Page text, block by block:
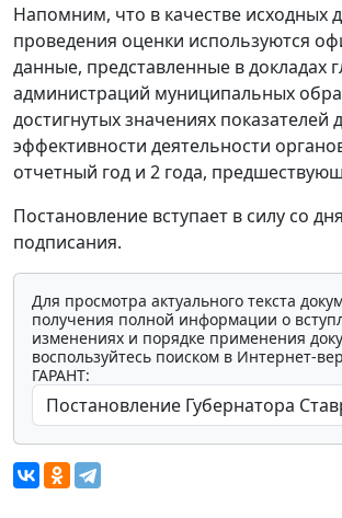
Напомним, что в качестве исходных
проведения оценки используются
данные, представленные в докладах
администраций муниципальных
достигнутых значениях показателей
эффективности деятельности
отчетный год и 2 года,
Постановление вступает в силу со
подписания.
Для просмотра актуального текста
получения полной информации о
изменениях и порядке применения
воспользуйтесь поиском в Интернет-
ГАРАНТ: